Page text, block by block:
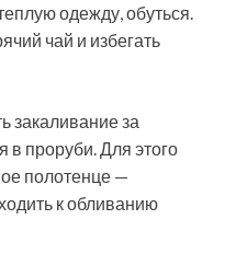
одежду, обуться.
чай и избегать
закаливание за
в проруби. Для этого
полотенце —
к обливанию